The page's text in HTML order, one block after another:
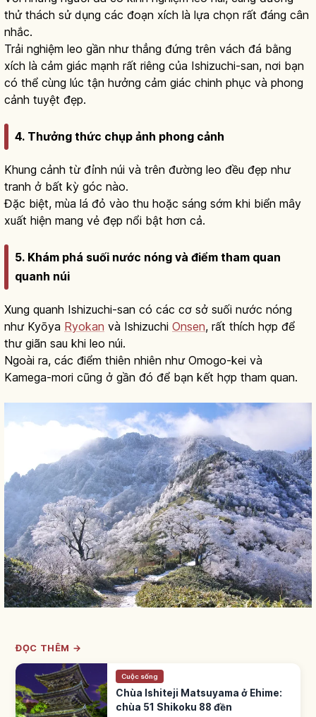
thử thách sử dụng các đoạn xích là lựa chọn rất đáng cân
nhắc.
Trải nghiệm leo gần như thẳng đứng trên vách đá bằng
xích là cảm giác mạnh rất riêng của Ishizuchi-san, nơi bạn
có thể cùng lúc tận hưởng cảm giác chinh phục và phong
cảnh tuyệt đẹp.
4. Thưởng thức chụp ảnh phong cảnh
Khung cảnh từ đỉnh núi và trên đường leo đều đẹp như
tranh ở bất kỳ góc nào.
Đặc biệt, mùa lá đỏ vào thu hoặc sáng sớm khi biển mây
xuất hiện mang vẻ đẹp nổi bật hơn cả.
5. Khám phá suối nước nóng và điểm tham quan
quanh núi
Xung quanh Ishizuchi-san có các cơ sở suối nước nóng
như Kyōya Ryokan và Ishizuchi Onsen, rất thích hợp để
thư giãn sau khi leo núi.
Ngoài ra, các điểm thiên nhiên như Omogo-kei và
Kamega-mori cũng ở gần đó để bạn kết hợp tham quan.
ĐỌC THÊM →
Cuộc sống
Chùa Ishiteji Matsuyama ở Ehime:
chùa 51 Shikoku 88 đền